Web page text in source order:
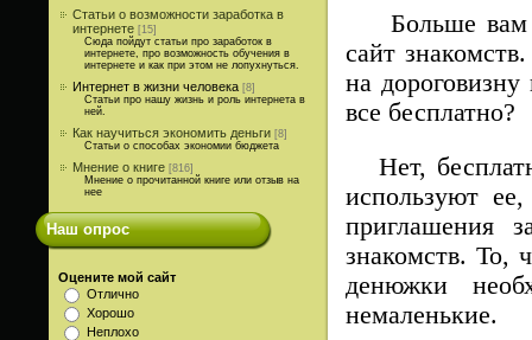
Статьи о возможности заработка в
интернете [15]
Сюда пойдут статьи про заработок в
интернете, про возможность обучения в
интернете и как при этом не лопухнуться.
Интернет в жизни человека [8]
Статьи про нашу жизнь и роль интернета в
ней.
Как научиться экономить деньги [8]
Статьи о способах экономии бюджета
Мнение о книге [816]
Мнение о прочитанной книге или отзыв на
нее
Наш опрос
Оцените мой сайт
Отлично
Хорошо
Неплохо
Больше вам
сайт
на
все бесплатно?
Нет,
используют
приглашения
знакомств. То,
денюжки
немаленькие.